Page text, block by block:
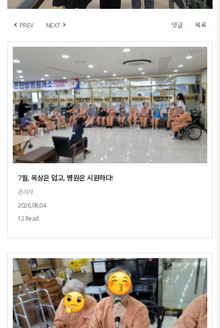
PREV NEXT 댓글 목록
7월, 옥상은 덥고, 병원은 시원하다!
관리자
2026,08,04
12 Read